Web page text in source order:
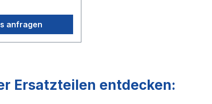
anfragen
Ersatzteilen entdecken: